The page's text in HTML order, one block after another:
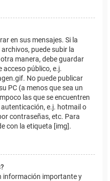
en sus mensajes. Si la
puede subir la
manera, debe guardar
acceso público, e.j.
No puede publicar
PC (a menos que sea un
las que se encuentren
e.j. hotmail o
contraseñas, etc. Para
con la etiqueta [img].
información importante y